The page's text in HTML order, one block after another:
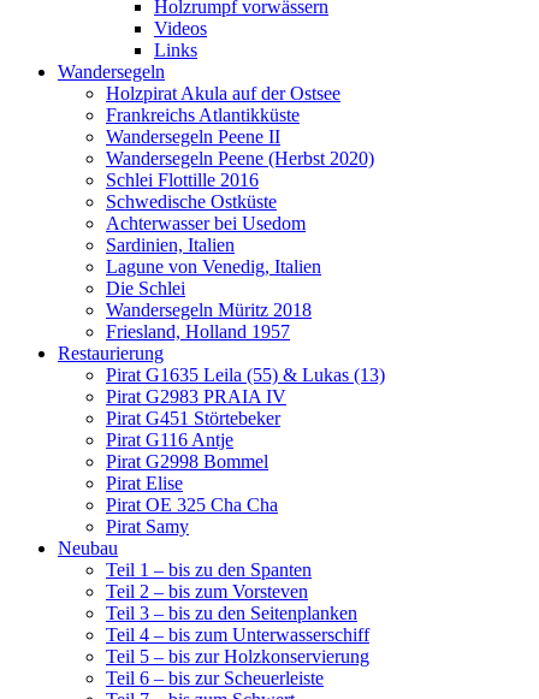
Holzrumpf vorwässern
Videos
Links
Wandersegeln
Holzpirat Akula auf der Ostsee
Frankreichs Atlantikküste
Wandersegeln Peene II
Wandersegeln Peene (Herbst 2020)
Schlei Flottille 2016
Schwedische Ostküste
Achterwasser bei Usedom
Sardinien, Italien
Lagune von Venedig, Italien
Die Schlei
Wandersegeln Müritz 2018
Friesland, Holland 1957
Restaurierung
Pirat G1635 Leila (55) & Lukas (13)
Pirat G2983 PRAIA IV
Pirat G451 Störtebeker
Pirat G116 Antje
Pirat G2998 Bommel
Pirat Elise
Pirat OE 325 Cha Cha
Pirat Samy
Neubau
Teil 1 – bis zu den Spanten
Teil 2 – bis zum Vorsteven
Teil 3 – bis zu den Seitenplanken
Teil 4 – bis zum Unterwasserschiff
Teil 5 – bis zur Holzkonservierung
Teil 6 – bis zur Scheuerleiste